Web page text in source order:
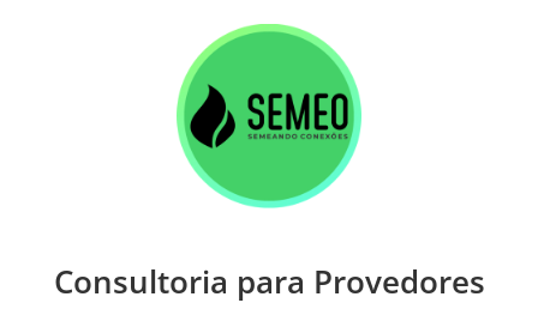
Consultoria para Provedores